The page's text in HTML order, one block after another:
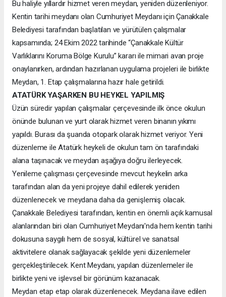
Bu haliyle yıllardır hizmet veren meydan, yeniden düzenleniyor.
Kentin tarihi meydanı olan Cumhuriyet Meydanı için Çanakkale
Belediyesi tarafından başlatılan ve yürütülen çalışmalar
kapsamında; 24 Ekim 2022 tarihinde “Çanakkale Kültür
Varlıklarını Koruma Bölge Kurulu” kararı ile mimari avan proje
onaylanırken, ardından hazırlanan uygulama projeleri ile birlikte
Meydan, 1. Etap çalışmalarına hazır hale getirildi.
ATATÜRK YAŞARKEN BU HEYKEL YAPILMIŞ
Üzün süredir yapılan çalışmalar çerçevesinde ilk önce okulun
önünde bulunan ve yurt olarak hizmet veren binanın yıkımı
yapıldı. Burası da şuanda otopark olarak hizmet veriyor. Yeni
düzenleme ile Atatürk heykeli de okulun tam ön tarafındaki
alana taşınacak ve meydan aşağıya doğru ilerleyecek.
Yenileme çalışması çerçevesinde mevcut heykelin arka
tarafından alan da yeni projeye dahil edilerek yeniden
düzenlenecek ve meydana daha da genişlemiş olacak.
Çanakkale Belediyesi tarafından, kentin en önemli açık kamusal
alanlarından biri olan Cumhuriyet Meydanı'nda hem kentin tarihi
dokusuna saygılı hem de sosyal, kültürel ve sanatsal
aktivitelere olanak sağlayacak şekilde yeni düzenlemeler
gerçekleştirilecek. Kent Meydanı, yapılan düzenlemeler ile
birlikte yeni ve işlevsel bir görünüm kazanacak.
Meydan etap etap olarak düzenlenecek. Meydana ilave edilen